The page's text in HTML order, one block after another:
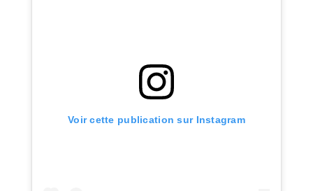
Voir cette publication sur Instagram